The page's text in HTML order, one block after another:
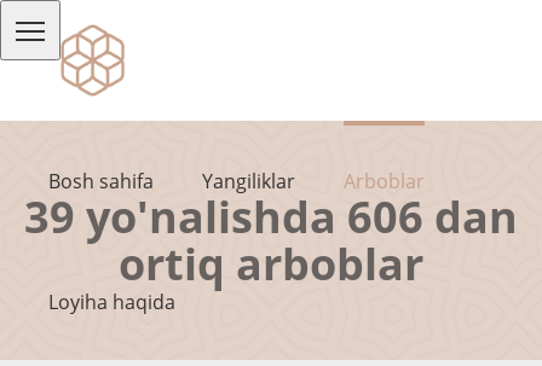
Bosh sahifa Yangiliklar Arboblar
Loyiha haqida
39 yo'nalishda 606 dan
ortiq arboblar